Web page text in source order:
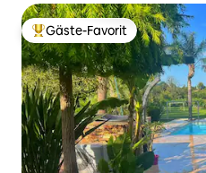
Beliebter Gäste-Favorit.
Gäste-Favorit